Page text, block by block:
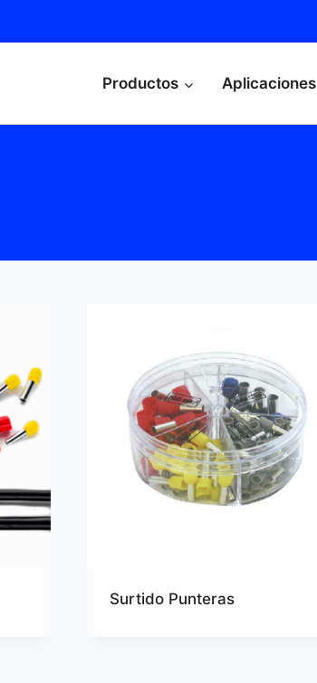
Productos Aplicaciones
Surtido Punteras